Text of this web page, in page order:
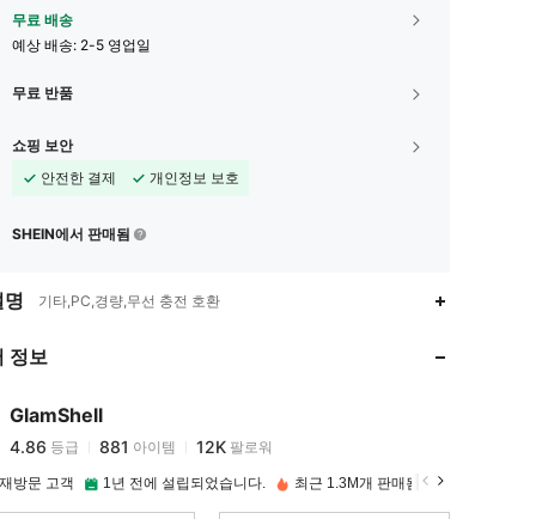
무료 배송
예상 배송: 2-5 영업일
무료 반품
쇼핑 보안
안전한 결제
개인정보 보호
SHEIN에서 판매됨
기타,PC,경량,무선 충전 호환
정보
GlamShell
4.86 881 12K
4.86
4.86 881 12K
8***6 이(가)하루 전에지불됨
4.86 881 12K
방문 고객 1년 전에 설립되었습니다. 최근 1.3M개 판매됨